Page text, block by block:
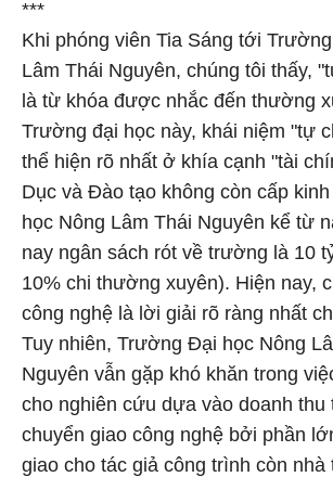
***
Khi phóng viên Tia Sáng tới
Lâm Thái Nguyên, chúng tôi thấy,
là từ khóa được nhắc đến thường
Trường đại học này, khái niệm "tự
thể hiện rõ nhất ở khía cạnh "tài
Dục và Đào tạo không còn cấp
học Nông Lâm Thái Nguyên kể từ
nay ngân sách rót về trường là 10
10% chi thường xuyên). Hiện nay,
công nghệ là lời giải rõ ràng nhất
Tuy nhiên, Trường Đại học Nông
Nguyên vẫn gặp khó khăn trong
cho nghiên cứu dựa vào doanh thu
chuyển giao công nghệ bởi phần
giao cho tác giả công trình còn